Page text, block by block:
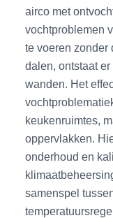
airco met
vochtproblemen
te voeren zonder
dalen, ontstaat
wanden. Het
keukenruimtes,
oppervlakken.
onderhoud en
samenspel